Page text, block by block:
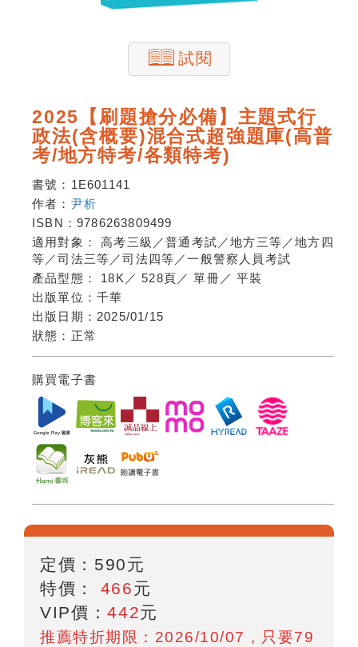
試閱
2025【刷題搶分必備】主題式行
政法(含概要)混合式超強題庫(高普
考/地方特考/各類特考)
書號： 1E601141
作者： 尹析
ISBN： 9786263809499
適用對象：高考三級／普通考試／地方三等／地方四
等／司法三等／司法四等／一般警察人員考試
產品型態： 18K ／528頁 ／單冊 ／平裝
出版單位： 千華
出版日期： 2025/01/15
狀態： 正常
購買電子書
定價： 590元
特價： 466元
VIP價：442元
推薦特折期限：2026/10/07，只要79